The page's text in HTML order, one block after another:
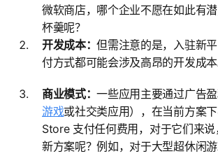
微软商店，哪个企业不愿在如此有
杯羹呢？
开发成本：但需注意的是，入驻新
付方式都可能会涉及高昂的开发成本
商业模式：一些应用主要通过广告
游戏或社交类应用），在当前方案
Store 支付任何费用，对于它们来说
新方案呢？例如，对于大型超休闲